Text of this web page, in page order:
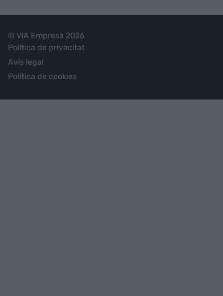
© VIA Empresa 2026
Política de privacitat
Avís legal
Política de cookies